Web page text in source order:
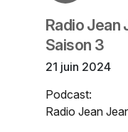
Radio Jean
Saison 3
21 juin 2024
Podcast:
Radio Jean